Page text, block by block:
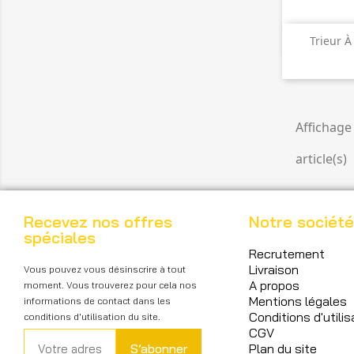
Trieur À

Affichage
article(s)
Recevez nos offres
spéciales
Vous pouvez vous désinscrire à tout
moment. Vous trouverez pour cela nos
informations de contact dans les
conditions d'utilisation du site.
S’abonner
Notre société
Recrutement
Livraison
A propos
Mentions légales
Conditions
CGV
Plan du site